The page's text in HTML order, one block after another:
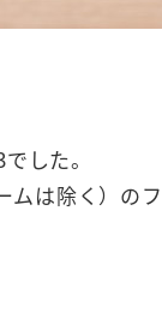
した。
は除く）の